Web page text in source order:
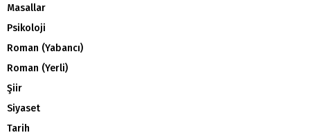
Masallar
Psikoloji
Roman (Yabancı)
Roman (Yerli)
Şiir
Siyaset
Tarih